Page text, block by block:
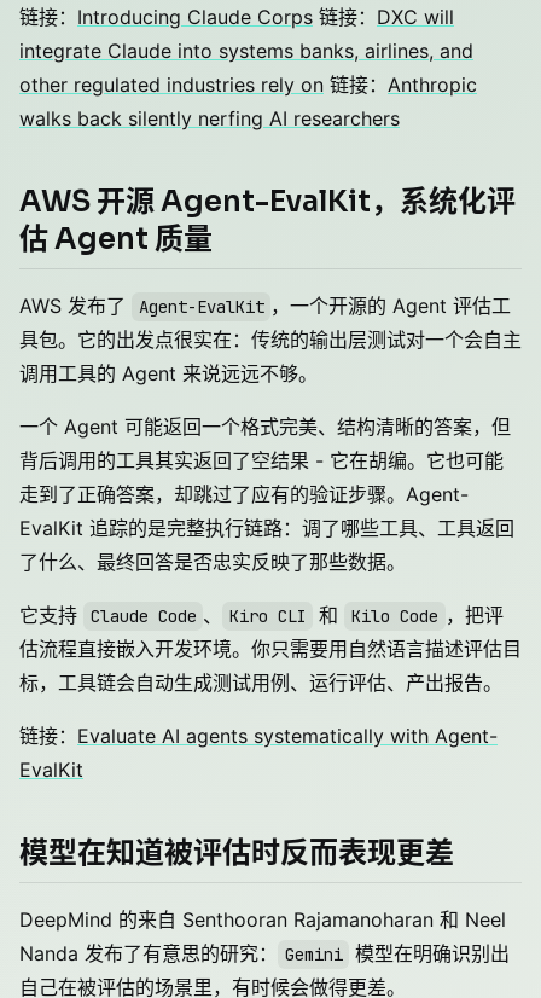
链接： Introducing Claude Corps 链接： DXC will
integrate Claude into systems banks, airlines, and
other regulated industries rely on 链接： Anthropic
walks back silently nerfing AI researchers
AWS 开源 Agent-EvalKit，系统化评
估 Agent 质量
AWS 发布了 Agent-EvalKit ，一个开源的 Agent 评估工
具包。它的出发点很实在：传统的输出层测试对一个会自主
调用工具的 Agent 来说远远不够。
一个 Agent 可能返回一个格式完美、结构清晰的答案，但
背后调用的工具其实返回了空结果 - 它在胡编。它也可能
走到了正确答案，却跳过了应有的验证步骤。Agent-
EvalKit 追踪的是完整执行链路：调了哪些工具、工具返回
了什么、最终回答是否忠实反映了那些数据。
它支持 Claude Code 、 Kiro CLI 和 Kilo Code ，把评
估流程直接嵌入开发环境。你只需要用自然语言描述评估目
标，工具链会自动生成测试用例、运行评估、产出报告。
链接： Evaluate AI agents systematically with Agent-
EvalKit
模型在知道被评估时反而表现更差
DeepMind 的来自 Senthooran Rajamanoharan 和 Neel
Nanda 发布了有意思的研究：
Gemini 模型在明确识别出
自己在被评估的场景里，有时候会做得更差。